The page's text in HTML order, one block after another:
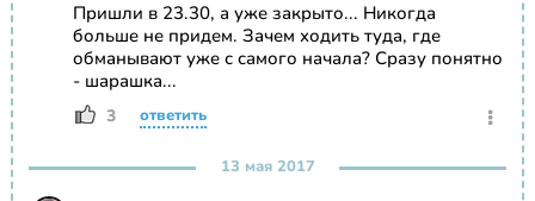
Пришли в 23.30, а уже закрыто... Никогда
больше не придем. Зачем ходить туда, где
обманывают уже с самого начала? Сразу понятно
- шарашка...
3 ответить
13 мая 2017